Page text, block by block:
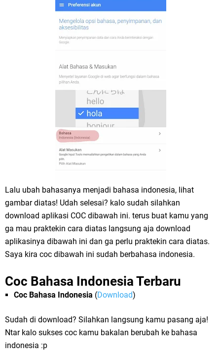
Lalu ubah bahasanya menjadi bahasa indonesia, lihat
gambar diatas! Udah selesai? kalo sudah silahkan
download aplikasi COC dibawah ini. terus buat kamu yang
ga mau praktekin cara diatas langsung aja download
aplikasinya dibawah ini dan ga perlu praktekin cara diatas.
Saya kira coc dibawah ini sudah berbahasa indonesia.
Coc Bahasa Indonesia Terbaru
Coc Bahasa Indonesia (Download)
Sudah di download? Silahkan langsung kamu pasang aja!
Ntar kalo sukses coc kamu bakalan berubah ke bahasa
indonesia :p